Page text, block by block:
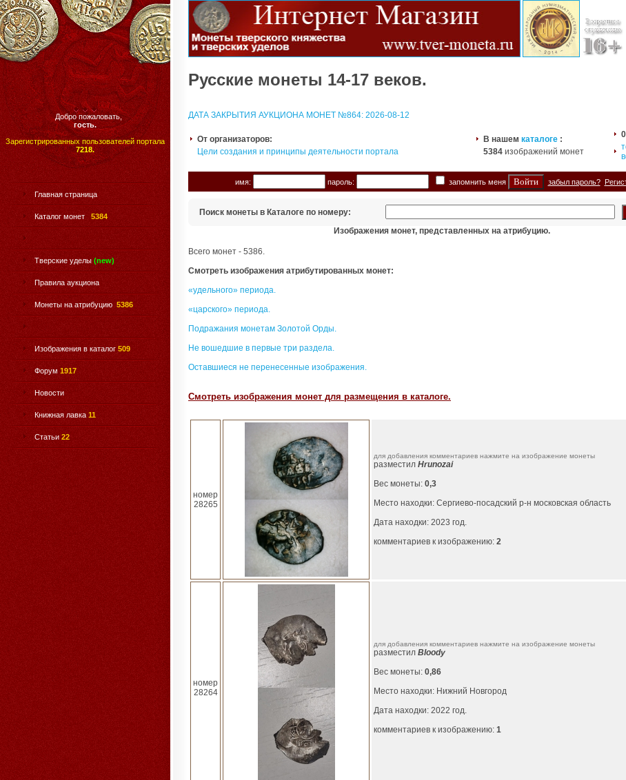
Добро пожаловать,
гость.
Зарегистрированных пользователей портала
7218.
Главная страница
Каталог монет 5384
Тверские уделы (new)
Правила аукциона
Монеты на атрибуцию 5386
Изображения в каталог 509
Форум 1917
Новости
Книжная лавка 11
Статьи 22
Русские монеты 14-17 веков.
ДАТА ЗАКРЫТИЯ АУКЦИОНА МОНЕТ №864: 2026-08-12
От организаторов:
Цели создания и принципы деятельности портала
В нашем каталоге :
5384 изображений монет
имя: пароль: запомнить меня забыл пароль?
Поиск монеты в Каталоге по номеру:
Изображения монет, представленных на атрибуцию.
Всего монет - 5386.
Смотреть изображения атрибутированных монет:
«удельного» периода.
«царского» периода.
Подражания монетам Золотой Орды.
Не вошедшие в первые три раздела.
Оставшиеся не перенесенные изображения.
Смотреть изображения монет для размещения в каталоге.
номер
28265
для добавления комментариев нажмите на изображение монеты
разместил Hrunozai
Вес монеты: 0,3
Место находки: Сергиево-посадский р-н московская область
Дата находки: 2023 год.
комментариев к изображению: 2
номер
28264
для добавления комментариев нажмите на изображение монеты
разместил Bloody
Вес монеты: 0,86
Место находки: Нижний Новгород
Дата находки: 2022 год.
комментариев к изображению: 1